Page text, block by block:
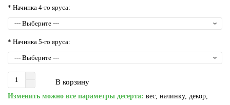
* Начинка 4-го яруса:
* Начинка 5-го яруса:
В корзину
Изменить можно все параметры десерта: вес, начинку, декор,